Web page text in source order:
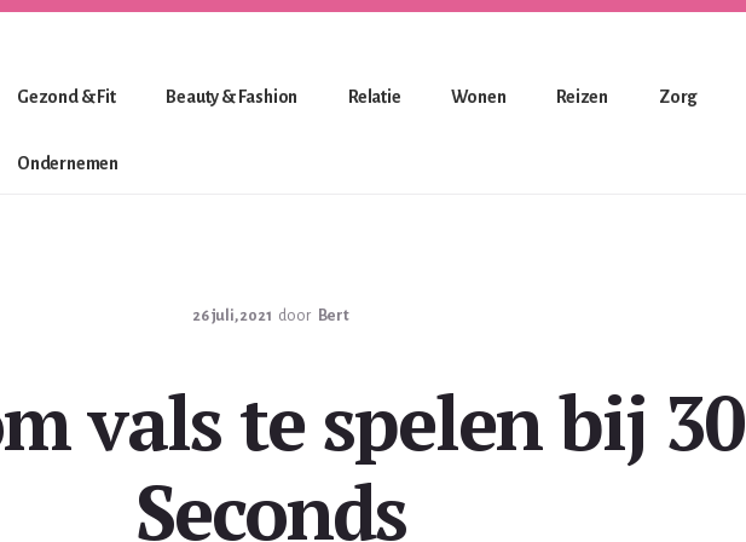
Gezond & Fit Beauty & Fashion Relatie Wonen Reizen Zorg
Ondernemen
26 juli, 2021 door Bert
vals te spelen bij 30
Seconds